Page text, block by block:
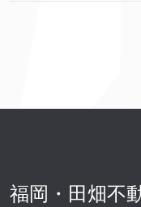
福岡・田畑不